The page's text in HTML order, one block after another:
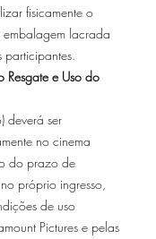
fisicamente o
embalagem lacrada
participantes.
Resgate e Uso do
deverá ser
no cinema
do prazo de
próprio ingresso,
de uso
Pictures e pelas